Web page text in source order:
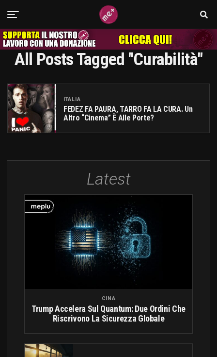
All Posts Tagged "curabilità"
ITALIA
FEDEZ FA PAURA, TARRO FA LA CURA. Un
Altro “cinema” È Alle Porte?
Latest
CINA
Trump Accelera Sul Quantum: Due Ordini Che
Riscrivono La Sicurezza Globale